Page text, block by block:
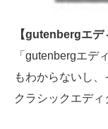
【gutenbergエデ
「gutenbergエデ
もわからないし、
クラシックエディ